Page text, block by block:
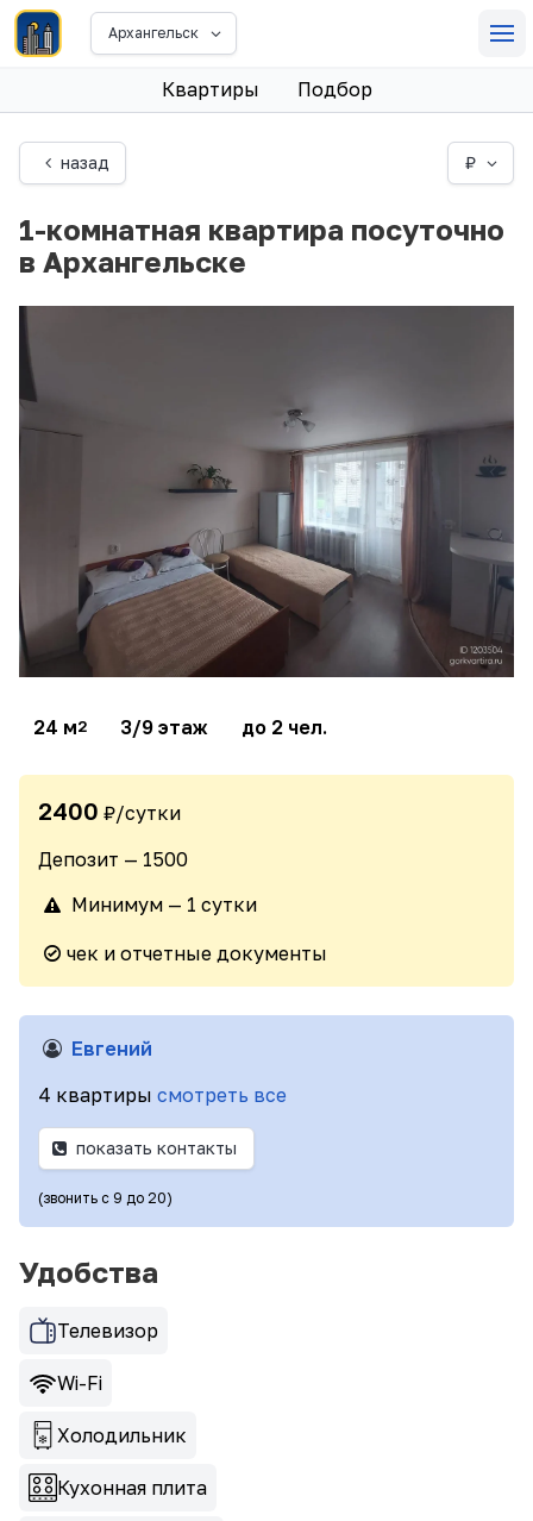
Архангельск
Квартиры Подбор
назад ₽
1-комнатная квартира посуточно
в Архангельске
24 м2 3/9 этаж до 2 чел.
2400 ₽/сутки
Депозит — 1500
Минимум — 1 сутки
чек и отчетные документы
Евгений
4 квартиры смотреть все
показать контакты
(звонить с 9 до 20)
Удобства
Телевизор
Wi-Fi
Холодильник
Кухонная плита